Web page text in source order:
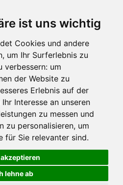
ist uns wichtig
Cookies und andere
um Ihr Surferlebnis zu
verbessern: um
der Website zu
Erlebnis auf der
Ihr Interesse an unseren
zu messen und
zu personalisieren, um
für Sie relevanter sind.
lehne ab